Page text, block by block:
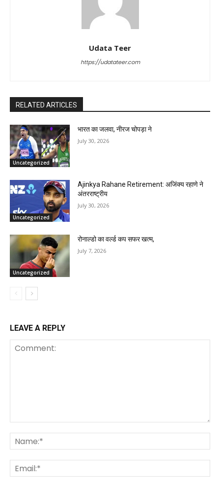
Udata Teer
https://udatateer.com
RELATED ARTICLES
Uncategorized
भारत का जलवा, नीरज चोपड़ा ने
July 30, 2026
Uncategorized
Ajinkya Rahane Retirement: अजिंक्य रहाणे ने
अंतरराष्ट्रीय
July 30, 2026
Uncategorized
रोनाल्डो का वर्ल्ड कप सफर खत्म,
July 7, 2026
LEAVE A REPLY